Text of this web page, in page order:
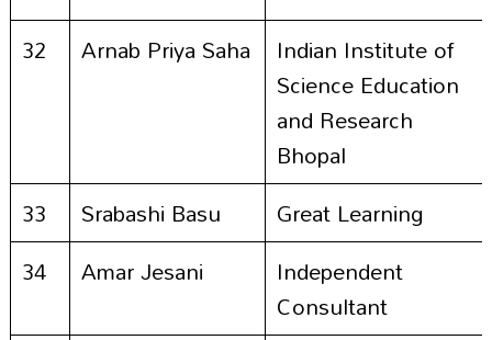
32 Arnab Priya Saha
Indian Institute of
Science Education
and Research
Bhopal
33
Srabashi Basu
Great Learning
34
Amar Jesani
Independent
Consultant